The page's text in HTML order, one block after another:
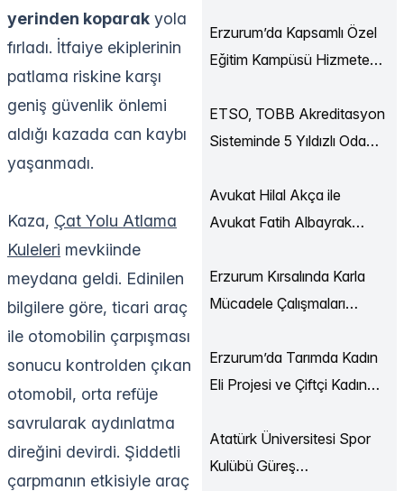
yerinden koparak yola
fırladı. İtfaiye ekiplerinin
patlama riskine karşı
geniş güvenlik önlemi
aldığı kazada can kaybı
yaşanmadı.
Kaza, Çat Yolu Atlama
Kuleleri mevkiinde
meydana geldi. Edinilen
bilgilere göre, ticari araç
ile otomobilin çarpışması
sonucu kontrolden çıkan
otomobil, orta refüje
savrularak aydınlatma
direğini devirdi. Şiddetli
çarpmanın etkisiyle araç
Erzurum’da Kapsamlı Özel
Eğitim Kampüsü Hizmete
ETSO, TOBB Akreditasyon
Sisteminde 5 Yıldızlı Oda
Avukat Hilal Akça ile
Avukat Fatih Albayrak
Erzurum Kırsalında Karla
Mücadele Çalışmaları
Erzurum’da Tarımda Kadın
Eli Projesi ve Çiftçi Kadın
Atatürk Üniversitesi Spor
Kulübü Güreş